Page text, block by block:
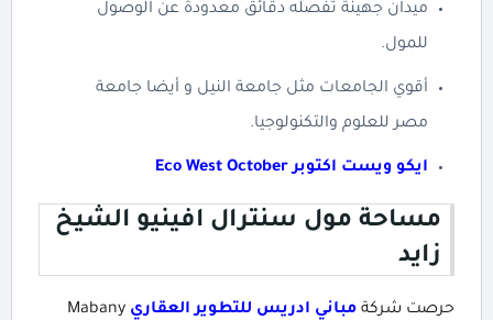
ميدان جهينة تفصله دقائق معدودة عن الوصول
للمول.
أقوي الجامعات مثل جامعة النيل و أيضا جامعة
مصر للعلوم والتكنولوجيا.
ايكو ويست اكتوبر Eco West October
مساحة مول سنترال افينيو الشيخ
زايد
حرصت شركة مباني ادريس للتطوير العقاري Mabany